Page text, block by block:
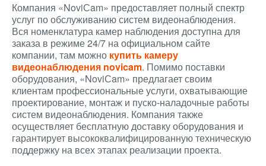
Компания «NoviСam» предоставляет полный спектр
услуг по обслуживанию систем видеонаблюдения.
Вся номенклатура камер наблюдения доступна для
заказа в режиме 24/7 на официальном сайте
компании, там можно купить камеру
видеонаблюдения novicam. Помимо поставки
оборудования, «NoviСam» предлагает своим
клиентам профессиональные услуги, охватывающие
проектирование, монтаж и пуско-наладочные работы
систем видеонаблюдения. Компания также
осуществляет бесплатную доставку оборудования и
гарантирует высококвалифицированную техническую
поддержку на всех этапах реализации проекта.